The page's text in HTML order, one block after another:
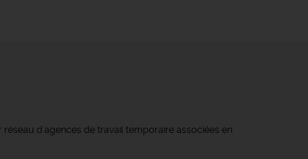
d'agences de travail temporaire associées en